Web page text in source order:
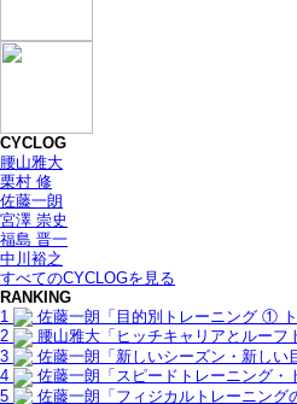
CYCLOG
腰山雅大
栗村 修
佐藤一朗
宮澤 崇史
福島 晋一
中川裕之
すべてのCYCLOGを見る
RANKING
1
佐藤一朗「目的別トレーニング ① ト
2
腰山雅大「ヒッチキャリアとルーフ
3
佐藤一朗「新しいシーズン・新しい
4
佐藤一朗「スピードトレーニング・
5
佐藤一朗「フィジカルトレーニング